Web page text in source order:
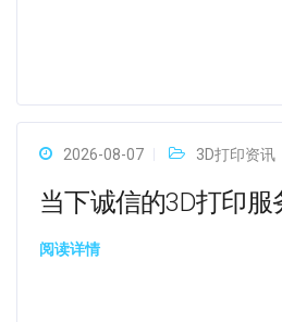
2026-08-07 3D打印资讯
当下诚信的3D打印服
阅读详情